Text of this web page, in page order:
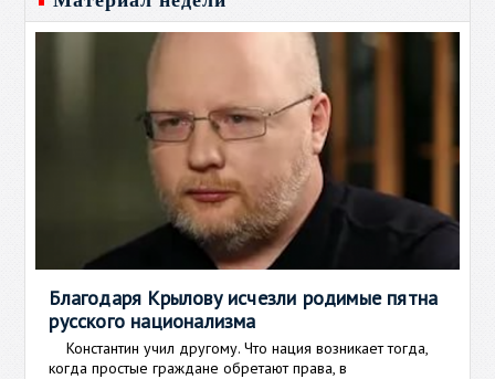
Благодаря Крылову исчезли родимые пятна
русского национализма
Константин учил другому. Что нация возникает тогда,
когда простые граждане обретают права, в